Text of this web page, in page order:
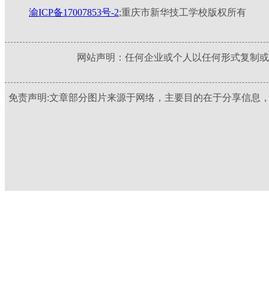
渝ICP备17007853号-2;重庆市新华技工学校版权所有
网站声明：任何企业或个人以任何形式复制
免责声明:文章部分图片来源于网络，主要目的在于分享信息